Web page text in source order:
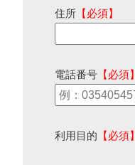
住所 【必須】
電話番号 【必須】
利用目的 【必須】